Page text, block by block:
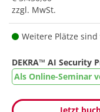
zzgl. MwSt.
Weitere Plätze
DEKRA™ AI Security
Als Online-Seminar